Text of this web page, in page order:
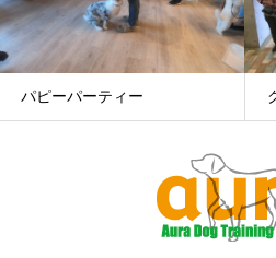
グループレッスン